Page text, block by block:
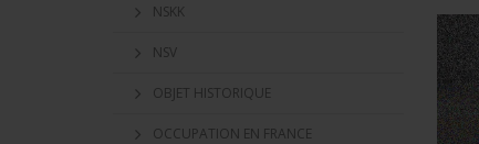
NSKK
NSV
OBJET HISTORIQUE
OCCUPATION EN FRANCE